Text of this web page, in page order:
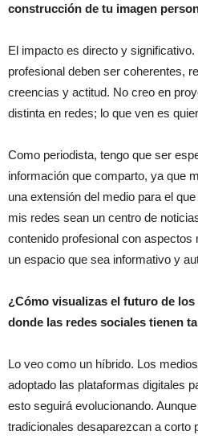
construcción de tu imagen
El impacto es directo y
profesional deben ser coherentes,
creencias y actitud. No creo en
distinta en redes; lo que ven es
Como periodista, tengo que ser
información que comparto, ya que
una extensión del medio para el
mis redes sean un centro de
contenido profesional con
un espacio que sea informativo y
¿Cómo visualizas el futuro de
donde las redes sociales tienen
Lo veo como un híbrido. Los
adoptado las plataformas digitales
esto seguirá evolucionando.
tradicionales desaparezcan a corto